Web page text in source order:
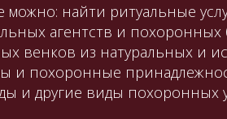
найти ритуальные
агентств и
венков из натуральных и
и похоронные
и другие виды похоронных